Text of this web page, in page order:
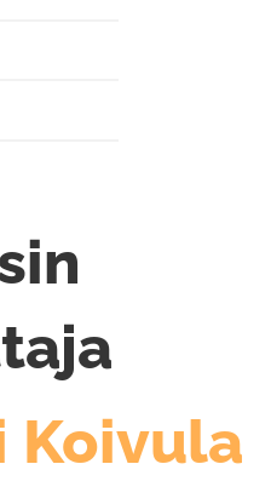
Koivula